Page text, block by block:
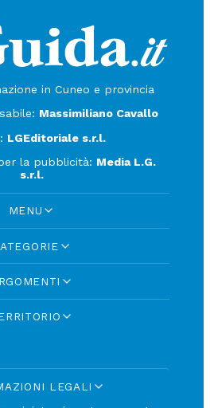
in Cuneo e provincia
Massimiliano Cavallo
LGEditoriale s.r.l.
la pubblicità: Media L.G.
s.r.l.
MENU
LEGALI